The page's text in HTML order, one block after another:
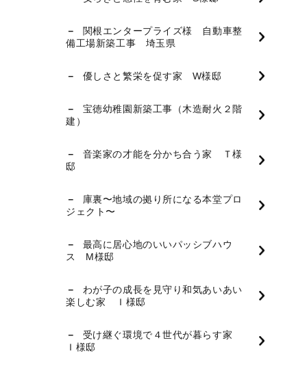
関根エンタープライズ様 自動車整
備工場新築工事 埼玉県
優しさと繁栄を促す家 W様邸
宝徳幼稚園新築工事（木造耐火２階
建）
音楽家の才能を分かち合う家 Ｔ様
邸
庫裏〜地域の拠り所になる本堂プロ
ジェクト〜
最高に居心地のいいパッシブハウ
ス M様邸
わが子の成長を見守り和気あいあい
楽しむ家 Ｉ様邸
受け継ぐ環境で４世代が暮らす家
Ｉ様邸